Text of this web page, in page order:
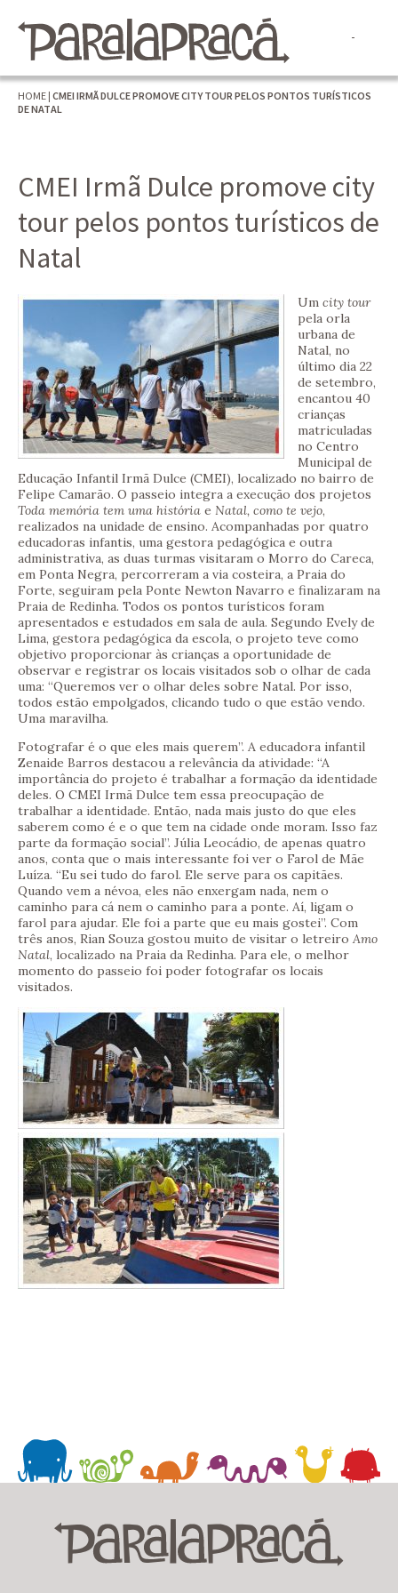
HOME | CMEI IRMÃ DULCE PROMOVE CITY TOUR PELOS PONTOS TURÍSTICOS
DE NATAL
CMEI Irmã Dulce promove city
tour pelos pontos turísticos de
Natal
Um city tour
pela orla
urbana de
Natal, no
último dia 22
de setembro,
encantou 40
crianças
matriculadas
no Centro
Municipal de
Educação Infantil Irmã Dulce (CMEI), localizado no bairro de
Felipe Camarão. O passeio integra a execução dos projetos
Toda memória tem uma história e Natal, como te vejo,
realizados na unidade de ensino. Acompanhadas por quatro
educadoras infantis, uma gestora pedagógica e outra
administrativa, as duas turmas visitaram o Morro do Careca,
em Ponta Negra, percorreram a via costeira, a Praia do
Forte, seguiram pela Ponte Newton Navarro e finalizaram na
Praia de Redinha. Todos os pontos turísticos foram
apresentados e estudados em sala de aula. Segundo Evely de
Lima, gestora pedagógica da escola, o projeto teve como
objetivo proporcionar às crianças a oportunidade de
observar e registrar os locais visitados sob o olhar de cada
uma: “Queremos ver o olhar deles sobre Natal. Por isso,
todos estão empolgados, clicando tudo o que estão vendo.
Uma maravilha.
Fotografar é o que eles mais querem”. A educadora infantil
Zenaide Barros destacou a relevância da atividade: “A
importância do projeto é trabalhar a formação da identidade
deles. O CMEI Irmã Dulce tem essa preocupação de
trabalhar a identidade. Então, nada mais justo do que eles
saberem como é e o que tem na cidade onde moram. Isso faz
parte da formação social”. Júlia Leocádio, de apenas quatro
anos, conta que o mais interessante foi ver o Farol de Mãe
Luíza. “Eu sei tudo do farol. Ele serve para os capitães.
Quando vem a névoa, eles não enxergam nada, nem o
caminho para cá nem o caminho para a ponte. Aí, ligam o
farol para ajudar. Ele foi a parte que eu mais gostei”. Com
três anos, Rian Souza gostou muito de visitar o letreiro Amo
Natal, localizado na Praia da Redinha. Para ele, o melhor
momento do passeio foi poder fotografar os locais
visitados.